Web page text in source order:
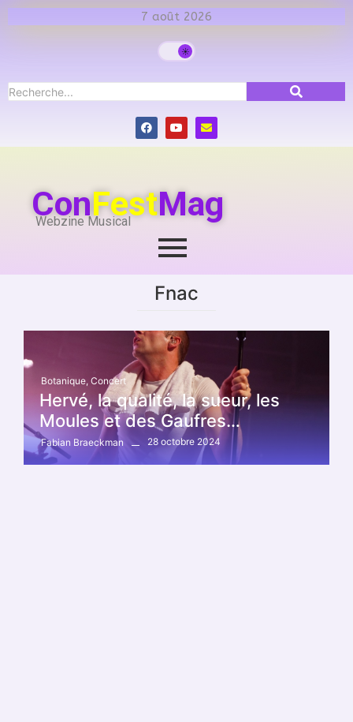
7 août 2026
ConFestMag
Webzine Musical
Fnac
Botanique, Concert
Hervé, la qualité, la sueur, les
Moules et des Gaufres…
Fabian Braeckman 28 octobre 2024